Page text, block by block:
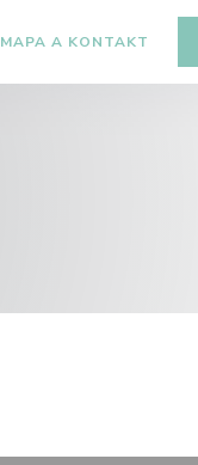
MAPA A KONTAKT